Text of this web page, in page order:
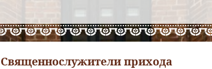
Священнослужители прихода